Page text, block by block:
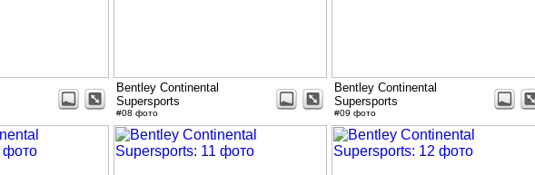
Bentley Continental
Supersports
#08 фото
Bentley Continental
Supersports
#09 фото